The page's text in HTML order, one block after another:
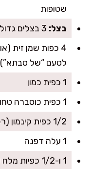
שטופות
בצל:
לטעם “של סבתא”)
1 כפית כמון
1 כפית כוסברה טחונה (אופציונלי אבל משגע)
1/2 כפית קינמון (רק רמז, עושה את זה מעלף)
1 עלה דפנה
1 ו-1/2 כפיות מלח (להתחיל מכפית ולהתאים בסוף)